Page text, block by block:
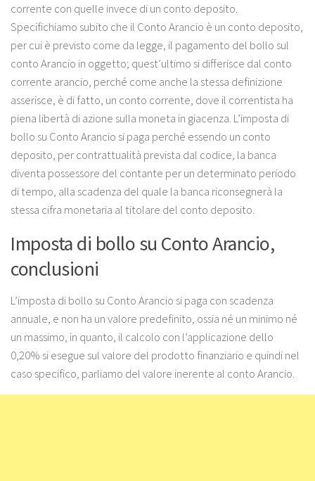
corrente con quelle invece di un conto deposito.
Specifichiamo subito che il Conto Arancio è un conto deposito,
per cui è previsto come da legge, il pagamento del bollo sul
conto Arancio in oggetto; quest’ultimo si differisce dal conto
corrente arancio, perché come anche la stessa definizione
asserisce, è di fatto, un conto corrente, dove il correntista ha
piena libertà di azione sulla moneta in giacenza. L’imposta di
bollo su Conto Arancio si paga perché essendo un conto
deposito, per contrattualità prevista dal codice, la banca
diventa possessore del contante per un determinato periodo
di tempo, alla scadenza del quale la banca riconsegnerà la
stessa cifra monetaria al titolare del conto deposito.
Imposta di bollo su Conto Arancio,
conclusioni
L’imposta di bollo su Conto Arancio si paga con scadenza
annuale, e non ha un valore predefinito, ossia né un minimo né
un massimo, in quanto, il calcolo con l’applicazione dello
0,20% si esegue sul valore del prodotto finanziario e quindi nel
caso specifico, parliamo del valore inerente al conto Arancio.